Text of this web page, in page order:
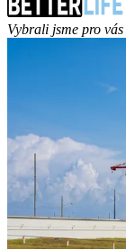
Vybrali jsme pro vás